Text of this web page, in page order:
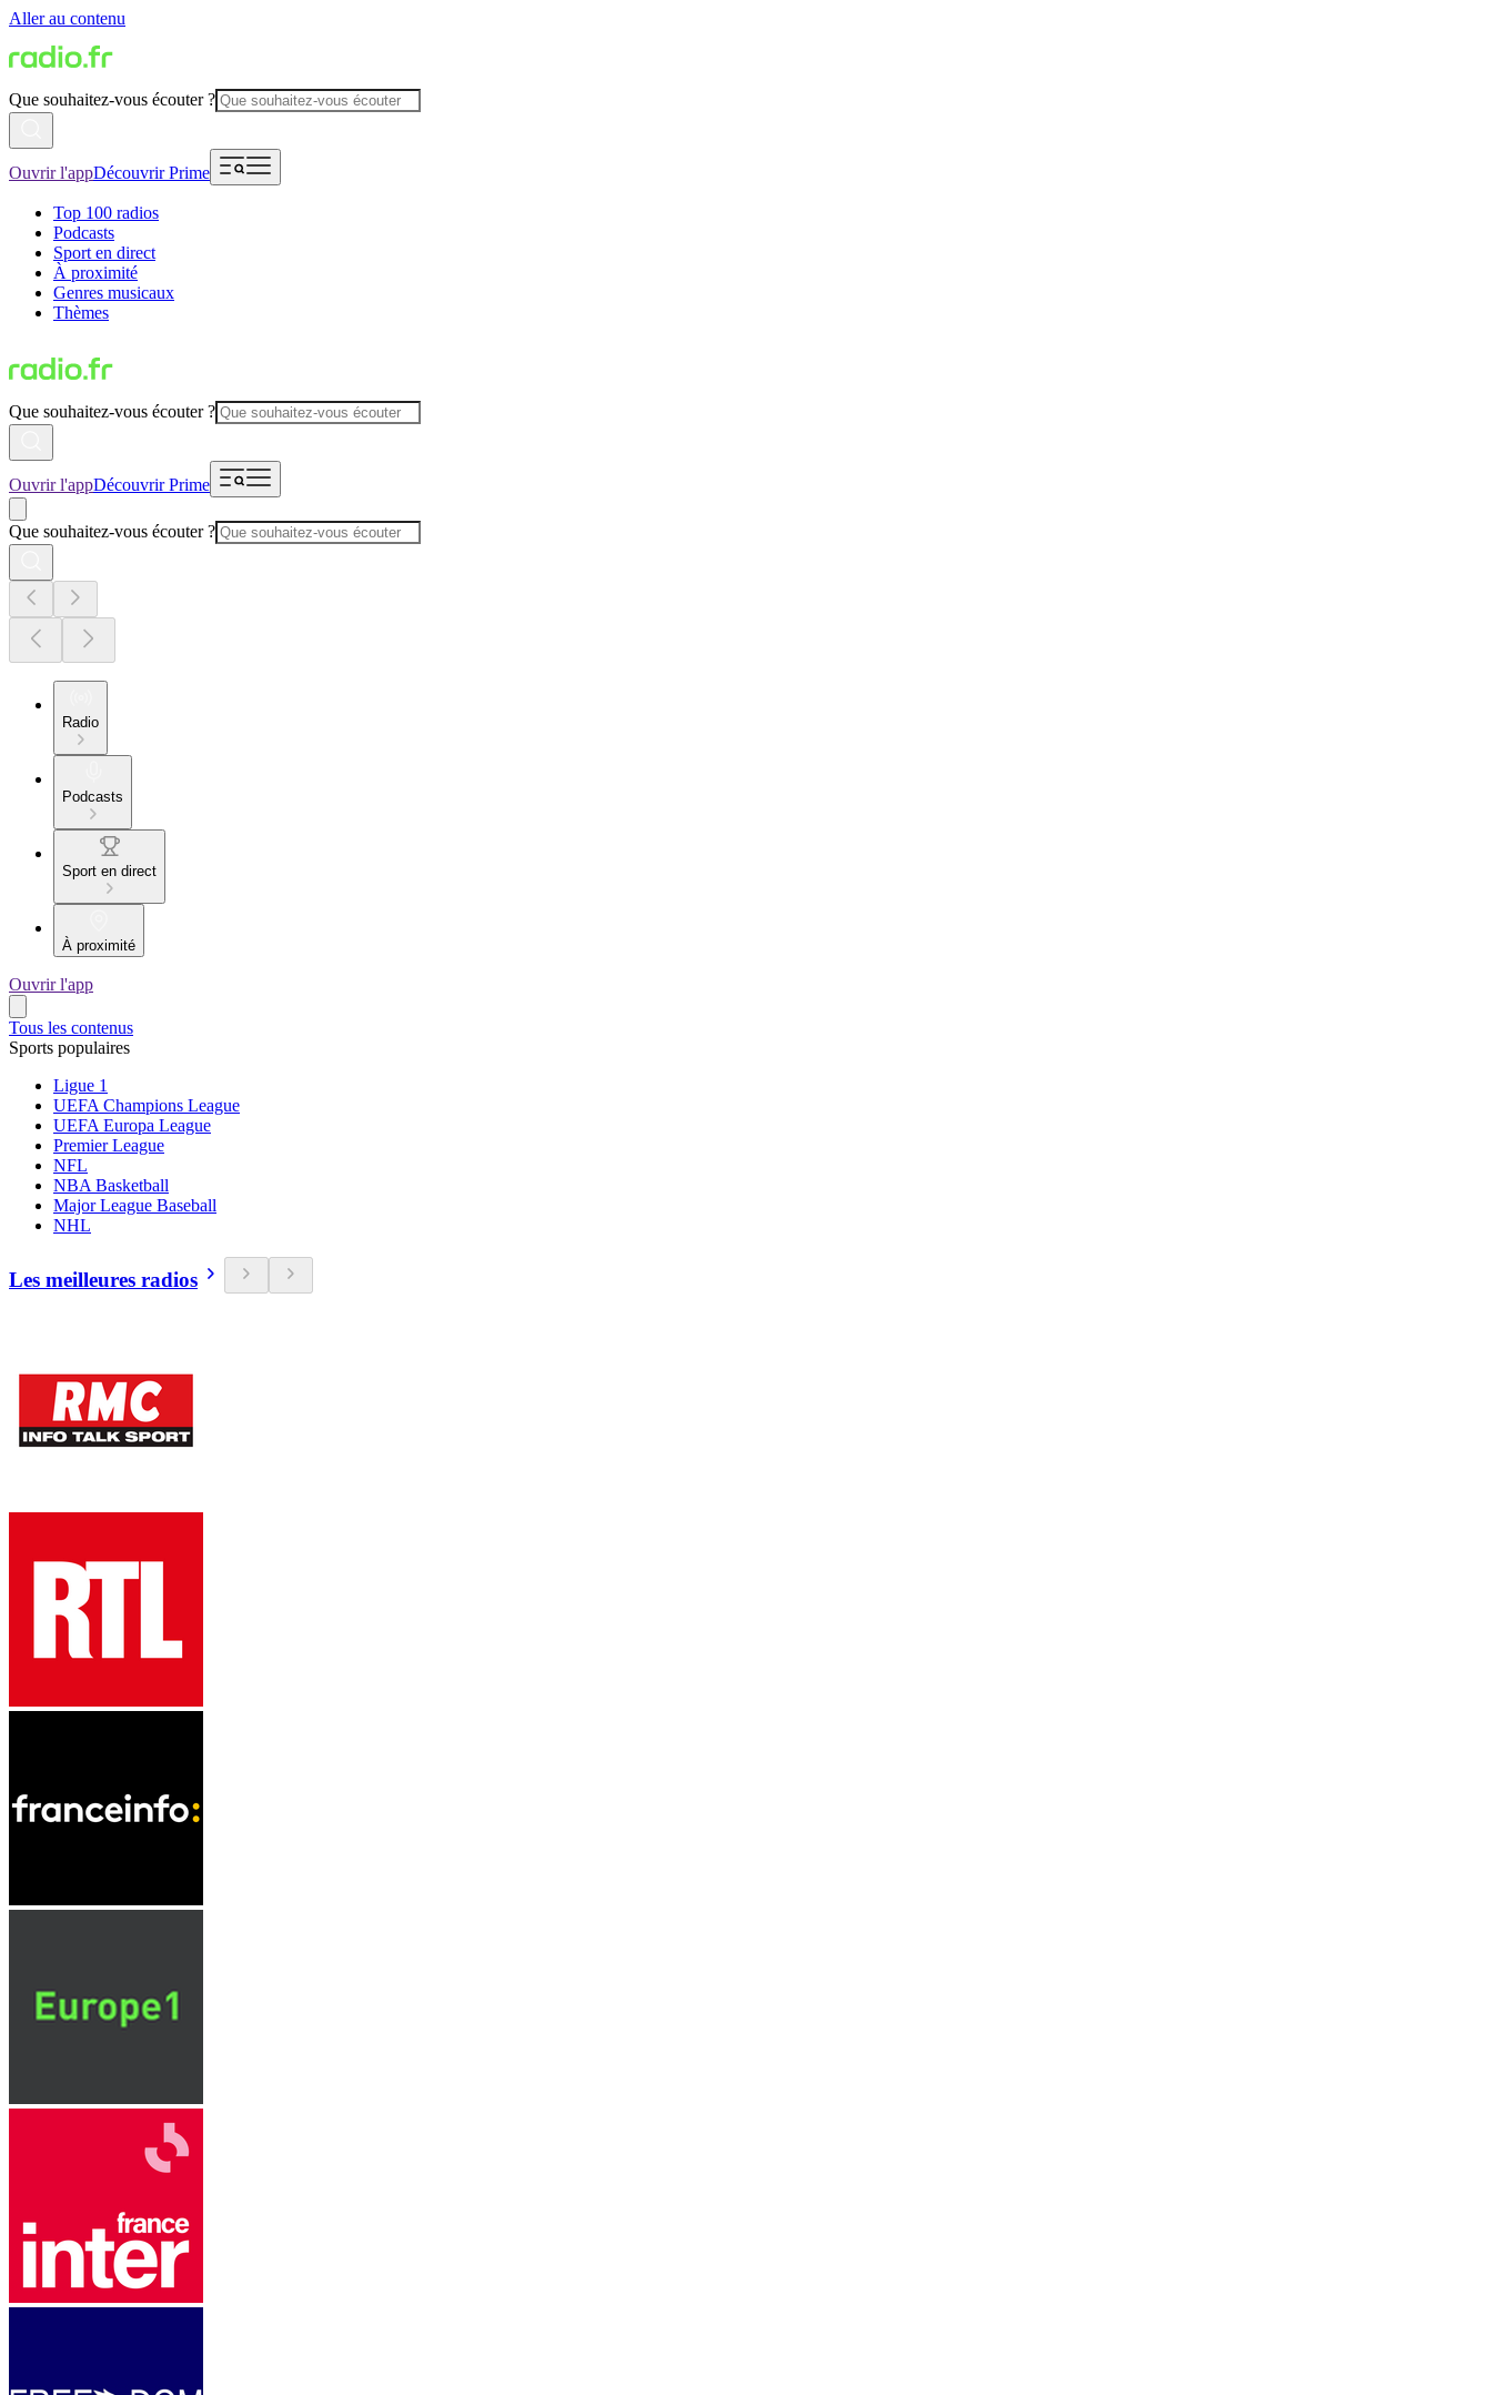
Aller au contenu
Que souhaitez-vous écouter ?
Ouvrir l'appDécouvrir Prime
Top 100 radios
Podcasts
Sport en direct
À proximité
Genres musicaux
Thèmes
Que souhaitez-vous écouter ?
Ouvrir l'appDécouvrir Prime
Que souhaitez-vous écouter ?
Radio
Podcasts
Sport en direct
À proximité
Ouvrir l'app
Tous les contenus
Sports populaires
Ligue 1
UEFA Champions League
UEFA Europa League
Premier League
NFL
NBA Basketball
Major League Baseball
NHL
Les meilleures radios